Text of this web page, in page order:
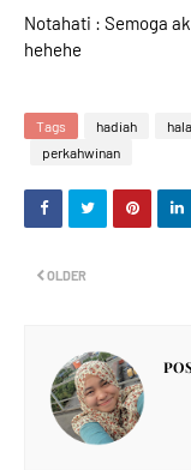
Notahati : Semoga
hehehe
Tags hadiah
perkahwinan
OLDER